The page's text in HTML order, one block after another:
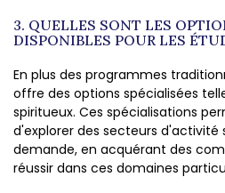
3. QUELLES SONT LES
DISPONIBLES POUR LES
En plus des programmes
offre des options spécialisées
spiritueux. Ces spécialisations
d'explorer des secteurs d'activité
demande, en acquérant des
réussir dans ces domaines